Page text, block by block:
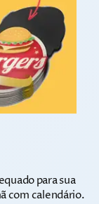
para sua
com calendário.